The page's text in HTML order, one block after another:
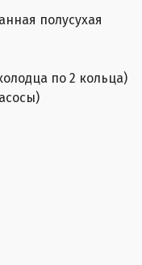
полусухая
по 2 кольца)